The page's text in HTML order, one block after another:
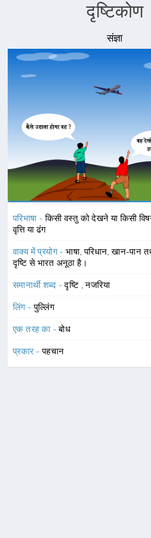
दृष्टिकोण
संज्ञा
परिभाषा -किसी वस्तु को देखने या किसी
वृत्ति या ढंग
वाक्य में प्रयोग -भाषा, परिधान, खान-पान
दृष्टि से भारत अनूठा है।
समानार्थी शब्द -दृष्टि ,नजरिया
लिंग -पुल्लिंग
एक तरह का -बोध
प्रकार -पहचान